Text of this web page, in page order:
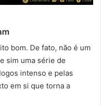
bom. De fato, não é um
sim uma série de
intenso e pelas
em si que torna a